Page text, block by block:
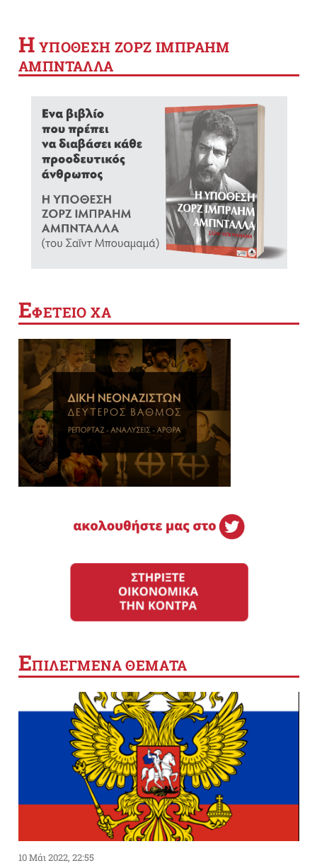
Η YΠΟΘΕΣΗ ΖΟΡΖ ΙΜΠΡΑΗΜ
ΑΜΠΝΤΑΛΛΑ
ΕΦΕΤΕΙΟ ΧΑ
ΕΠΙΛΕΓΜΕΝΑ ΘΕΜΑΤΑ
10 Μάι 2022, 22:55